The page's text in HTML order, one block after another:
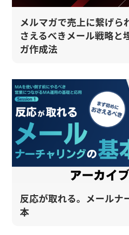
メルマガで売上に繋げら
さえるべきメール戦略と
ガ作成法
反応が取れる。メールナ
本